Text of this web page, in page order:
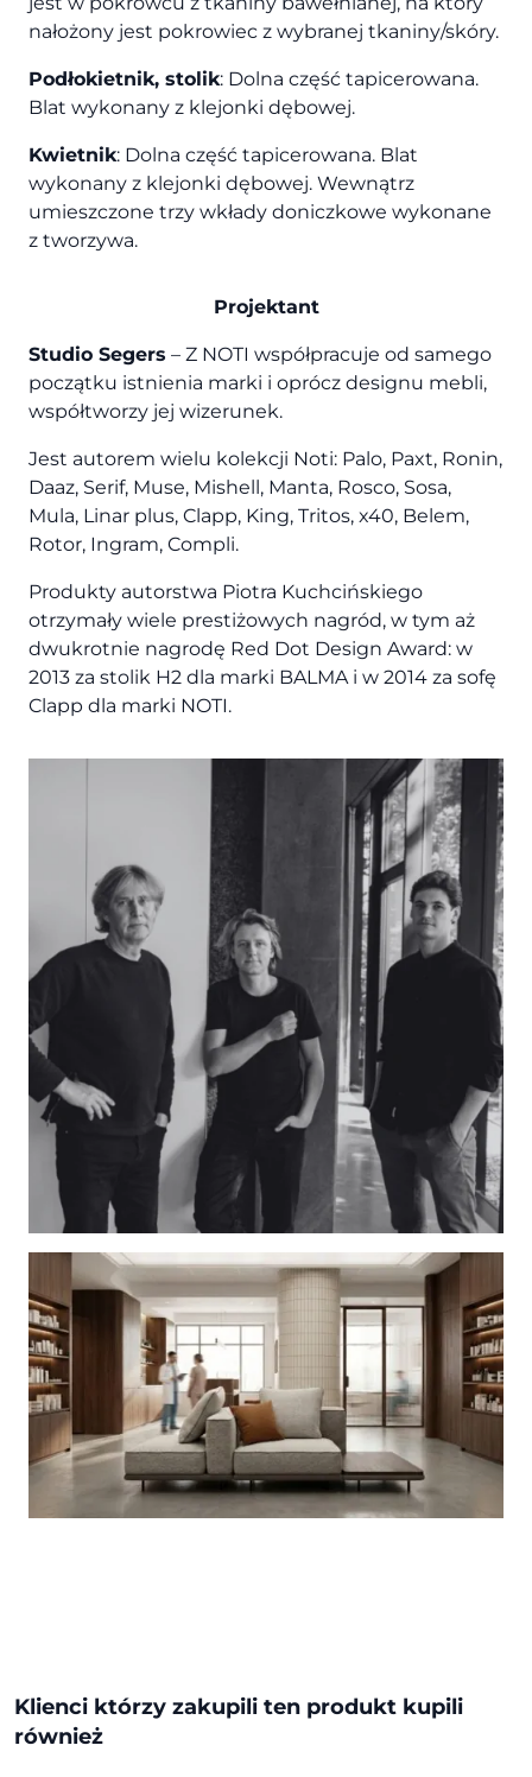
nałożony jest pokrowiec z wybranej tkaniny/skóry.
Podłokietnik, stolik: Dolna część tapicerowana.
Blat wykonany z klejonki dębowej.
Kwietnik: Dolna część tapicerowana. Blat
wykonany z klejonki dębowej. Wewnątrz
umieszczone trzy wkłady doniczkowe wykonane
z tworzywa.
Projektant
Studio Segers – Z NOTI współpracuje od samego
początku istnienia marki i oprócz designu mebli,
współtworzy jej wizerunek.
Jest autorem wielu kolekcji Noti: Palo, Paxt, Ronin,
Daaz, Serif, Muse, Mishell, Manta, Rosco, Sosa,
Mula, Linar plus, Clapp, King, Tritos, x40, Belem,
Rotor, Ingram, Compli.
Produkty autorstwa Piotra Kuchcińskiego
otrzymały wiele prestiżowych nagród, w tym aż
dwukrotnie nagrodę Red Dot Design Award: w
2013 za stolik H2 dla marki BALMA i w 2014 za sofę
Clapp dla marki NOTI.
Klienci którzy zakupili ten produkt kupili
również